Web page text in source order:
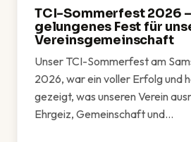
TCI-Sommerfest 2026
gelungenes Fest für
Vereinsgemeinschaft
Unser TCI-Sommerfest am
2026, war ein voller Erfolg und
gezeigt, was unseren Verein
Ehrgeiz, Gemeinschaft und…